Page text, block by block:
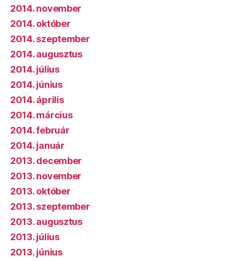
2014. november
2014. október
2014. szeptember
2014. augusztus
2014. július
2014. június
2014. április
2014. március
2014. február
2014. január
2013. december
2013. november
2013. október
2013. szeptember
2013. augusztus
2013. július
2013. június